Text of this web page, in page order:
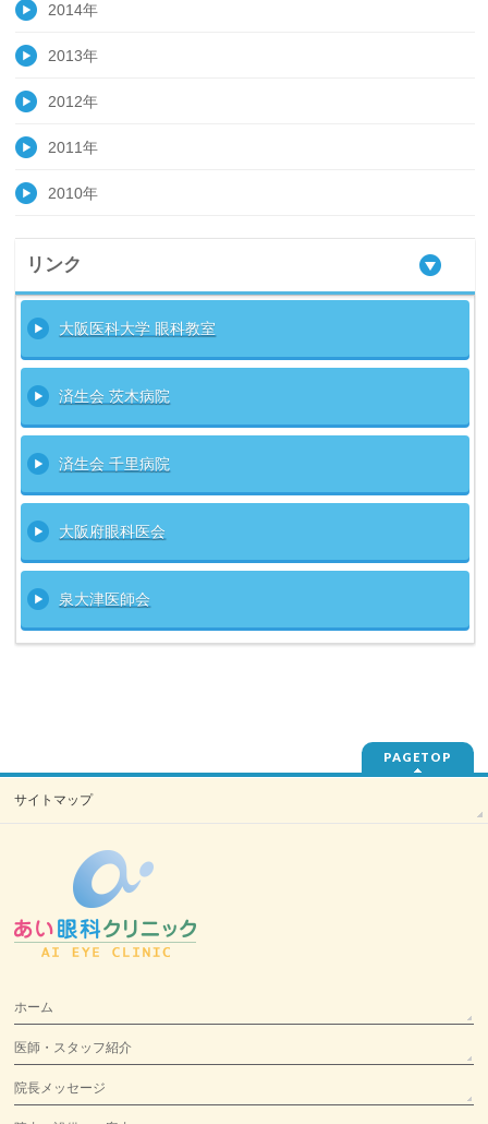
2014年
2013年
2012年
2011年
2010年
リンク
大阪医科大学 眼科教室
済生会 茨木病院
済生会 千里病院
大阪府眼科医会
泉大津医師会
PAGETOP
サイトマップ
ホーム
医師・スタッフ紹介
院長メッセージ